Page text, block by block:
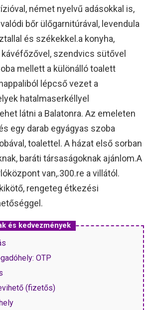
német nyelvű adásokkal is,
bőr ülőgarnitúrával, levendula
és székekkel.a konyha,
szendvics sütővel
mellett a különálló toalett
lépcső vezet a
hatalmaserkéllyel
látni a Balatonra. Az emeleten
egy darab egyágyas szoba
toalettel. A házat első sorban
baráti társaságoknak ajánlom.A
van,.300.re a villától.
rengeteg étkezési
és kedvezmények
OTP
(fizetős)